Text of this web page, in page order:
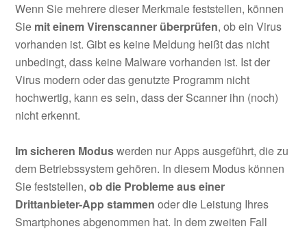
Wenn Sie mehrere dieser Merkmale feststellen, können
Sie mit einem Virenscanner überprüfen, ob ein Virus
vorhanden ist. Gibt es keine Meldung heißt das nicht
unbedingt, dass keine Malware vorhanden ist. Ist der
Virus modern oder das genutzte Programm nicht
hochwertig, kann es sein, dass der Scanner ihn (noch)
nicht erkennt.
Im sicheren Moduswerden nur Apps ausgeführt, die zu
dem Betriebssystem gehören. In diesem Modus können
Sie feststellen,ob die Probleme aus einer
Drittanbieter-App stammen oder die Leistung Ihres
Smartphones abgenommen hat. In dem zweiten Fall